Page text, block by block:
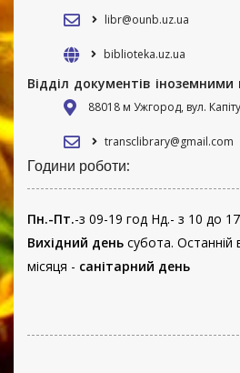
libr@ounb.uz.ua
biblioteka.uz.ua
Відділ документів
88018 м Ужгород, вул.
transclibrary@gmail.com
Години роботи:
Пн.-Пт.-з 09-19 год Нд.- з 10 до
Вихідний день субота. Останній
місяця - санітарний день